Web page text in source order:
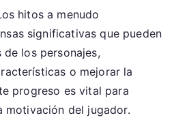
hitos a menudo
significativas que pueden
los personajes,
o mejorar la
progreso es vital para
motivación del jugador.